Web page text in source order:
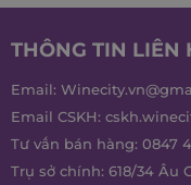
THÔNG TIN LIÊN
Email:
Email CSKH:
Tư vấn bán hàng: 0847
Trụ sở chính: 618/34 Âu